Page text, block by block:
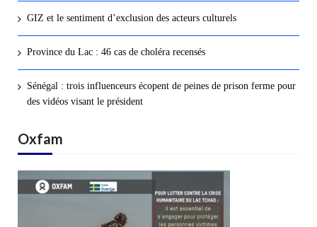
GIZ et le sentiment d’exclusion des acteurs culturels
Province du Lac : 46 cas de choléra recensés
Sénégal : trois influenceurs écopent de peines de prison ferme pour
des vidéos visant le président
Oxfam